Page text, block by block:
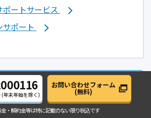
ートサービス
サポート
扱説明書
(年末年始を除く)
お問い合わせフォーム
(無料)
・解約金等は特に記載のない限り税込です